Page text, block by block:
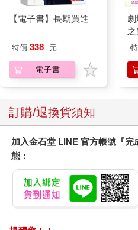
地。
單就談話內容的巧拙來看，或許
但若要論誰能讓談話對象開懷暢
當下我也悟出一番道理：自己這
附帶一提，Y本身是個超級優秀的
的效益——那就是「卸下對方的心
從那之後，我就不再拚命找話講
話。
建立這個觀念之後，我的「破冰
雖然心知肚明，卻沒養成習慣的
究竟該怎麼做才對呢？
【電子書】長期買進
特價 338 元
電子書
組
訂購/退換貨須知
加入金石堂 LINE 官方帳號『
態：